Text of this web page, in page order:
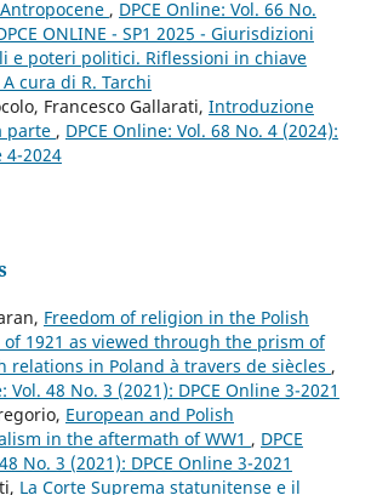
, DPCE Online: Vol. 66 No.
ONLINE - SP1 2025 - Giurisdizioni
e poteri politici. Riflessioni in chiave
cura di R. Tarchi
Francesco Gallarati, Introduzione
parte , DPCE Online: Vol. 68 No. 4 (2024):
4-2024
Freedom of religion in the Polish
1921 as viewed through the prism of
relations in Poland à travers de siècles ,
Vol. 48 No. 3 (2021): DPCE Online 3-2021
European and Polish
in the aftermath of WW1 , DPCE
No. 3 (2021): DPCE Online 3-2021
La Corte Suprema statunitense e il